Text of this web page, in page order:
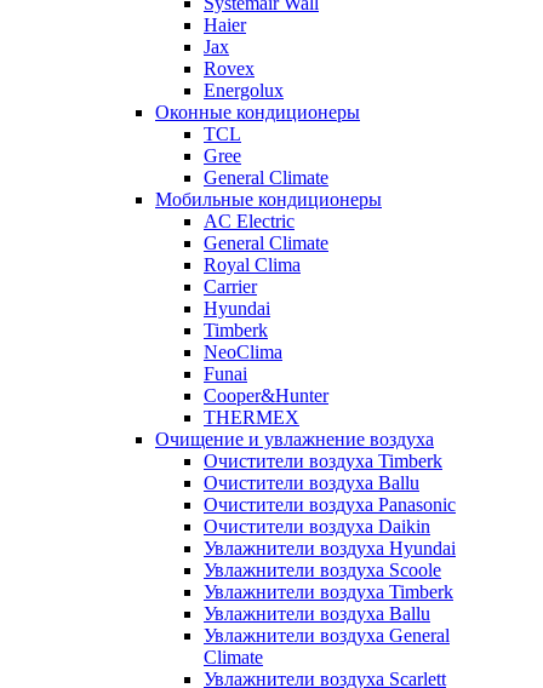
Haier
Jax
Rovex
Energolux
Оконные кондиционеры
TCL
Gree
General Climate
Мобильные кондиционеры
AC Electric
General Climate
Royal Clima
Carrier
Hyundai
Timberk
NeoClima
Funai
Cooper&Hunter
THERMEX
Очищение и увлажнение воздуха
Очистители воздуха Timberk
Очистители воздуха Ballu
Очистители воздуха Panasonic
Очистители воздуха Daikin
Увлажнители воздуха Hyundai
Увлажнители воздуха Scoole
Увлажнители воздуха Timberk
Увлажнители воздуха Ballu
Увлажнители воздуха General
Climate
Увлажнители воздуха Scarlett